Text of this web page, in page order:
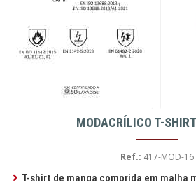
MODACRÍLICO T-
Ref.: 417-MOD-16
T-shirt de manga comprida em malha